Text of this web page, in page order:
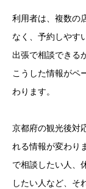
利用者は、複数の
なく、予約しやす
出張で相談できる
こうした情報がペ
わります。
京都府の観光後対
れる情報が変わり
で相談したい人、
したい人など、そ